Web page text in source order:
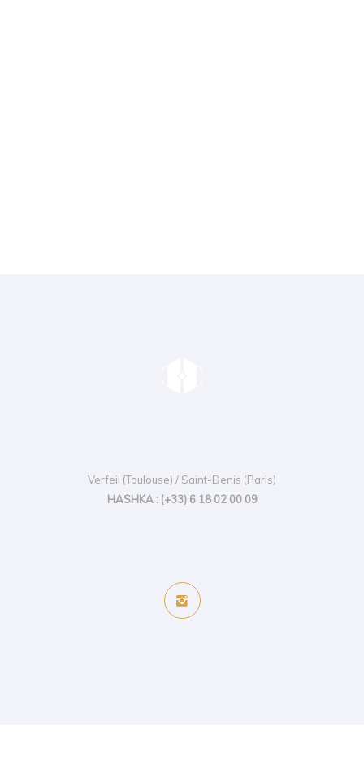
Verfeil (Toulouse) / Saint-Denis (Paris)
HASHKA : (+33) 6 18 02 00 09